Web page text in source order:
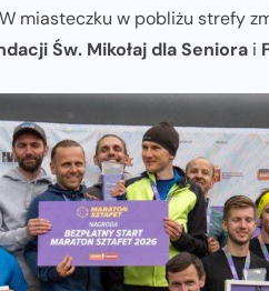
miasteczku w pobliżu strefy
Św. Mikołaj dla Seniora i